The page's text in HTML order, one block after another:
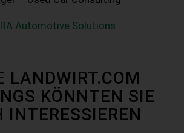
Automotive Solutions
LANDWIRT.COM
KÖNNTEN SIE
INTERESSIEREN